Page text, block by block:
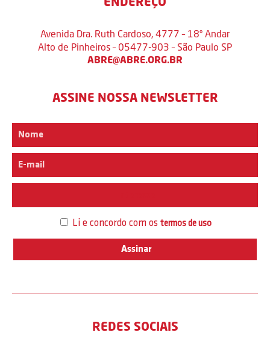
Avenida Dra. Ruth Cardoso, 4777 – 18º Andar
Alto de Pinheiros – 05477-903 – São Paulo SP
ABRE@ABRE.ORG.BR
ASSINE NOSSA NEWSLETTER
Li e concordo com os termos de uso
REDES SOCIAIS